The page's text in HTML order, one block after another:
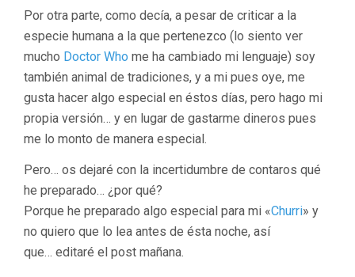
Por otra parte, como decía, a pesar de criticar a la
especie humana a la que pertenezco (lo siento ver
mucho Doctor Who me ha cambiado mi lenguaje) soy
también animal de tradiciones, y a mi pues oye, me
gusta hacer algo especial en éstos días, pero hago mi
propia versión… y en lugar de gastarme dineros pues
me lo monto de manera especial.
Pero… os dejaré con la incertidumbre de contaros qué
he preparado… ¿por qué?
Porque he preparado algo especial para mi «Churri» y
no quiero que lo lea antes de ésta noche, así
que… editaré el post mañana.